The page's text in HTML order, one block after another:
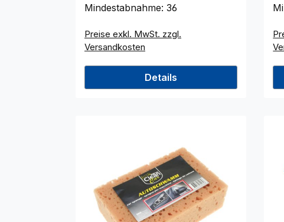
Mindestabnahme: 36
Preise exkl. MwSt. zzgl.
Versandkosten
Details